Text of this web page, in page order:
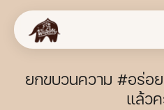
ยกขบวนความ #อร่อย
แล้ว